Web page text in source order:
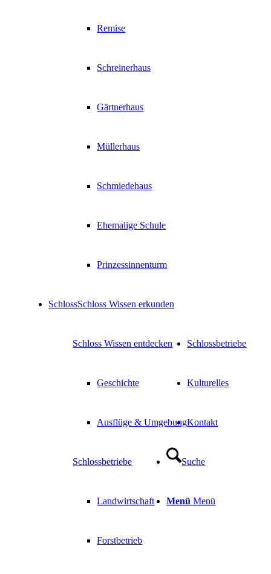
Remise
Schreinerhaus
Gärtnerhaus
Müllerhaus
Schmiedehaus
Ehemalige Schule
Prinzessinnenturm
SchlossSchloss Wissen erkunden
Schloss Wissen entdecken
Geschichte
Ausflüge & Umgebung
Schlossbetriebe
Schlossbetriebe
Landwirtschaft
Forstbetrieb
Kulturelles
Kontakt
Suche
Menü Menü